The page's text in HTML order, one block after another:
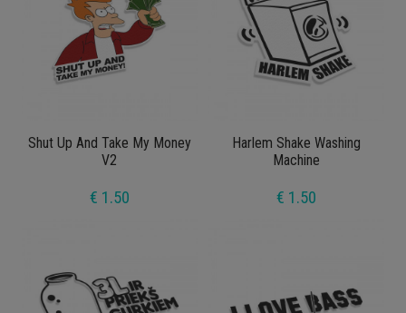
Shut Up And Take My Money
V2
€ 1.50
Harlem Shake Washing
Machine
€ 1.50